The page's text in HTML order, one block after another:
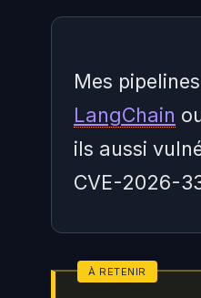
Mes pipelines
LangChain
ils aussi
CVE-2026-
Non, CVE-